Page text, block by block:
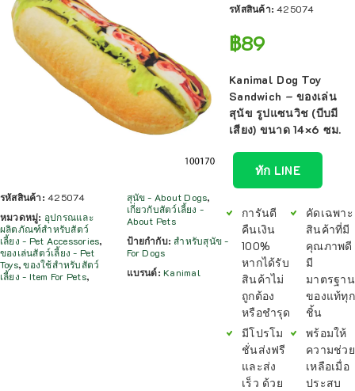
รหัสสินค้า:425074
หมวดหมู่: อุปกรณและ
ผลิตภัณฑ์สำหรับสัตว์
เลี้ยง - Pet Accessories,
ของเล่นสัตว์เลี้ยง - Pet
Toys,ของใช้สำหรับสัตว์
เลี้ยง - Item For Pets,
สุนัข - About Dogs,
เกี่ยวกับสัตว์เลี้ยง -
About Pets
ป้ายกำกับ:สำหรับสุนัข -
For Dogs
แบรนด์: Kanimal
รหัสสินค้า:425074
฿89
Kanimal Dog Toy
Sandwich – ของเล่น
สุนัข รูปแซนวิช (บีบมี
เสียง) ขนาด 14×6 ซม.
ทัก LINE
การันตี
คืนเงิน
100%
หากได้รับ
สินค้าไม่
ถูกต้อง
หรือชำรุด
มีโปรโม
ชั่นส่งฟรี
และส่ง
เร็ว ด้วย
คัดเฉพาะ
สินค้าที่มี
คุณภาพดี
มี
มาตรฐาน
ของแท้ทุก
ชิ้น
พร้อมให้
ความช่วย
เหลือเมื่อ
ประสบ